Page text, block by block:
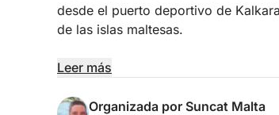
desde el puerto deportivo de
de las islas maltesas.
Durante esta excursión de 8,5
impresionantes colores turquesa y
Leer más
Organizada por Suncat Malta